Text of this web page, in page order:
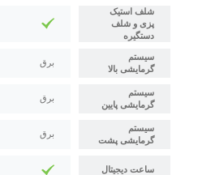
شلف استیک
پزی و شلف
دستگیره
سیستم
گرمایشی بالا
برق
سیستم
گرمایشی پایین
برق
سیستم
گرمایشی پشت
برق
ساعت دیجیتال